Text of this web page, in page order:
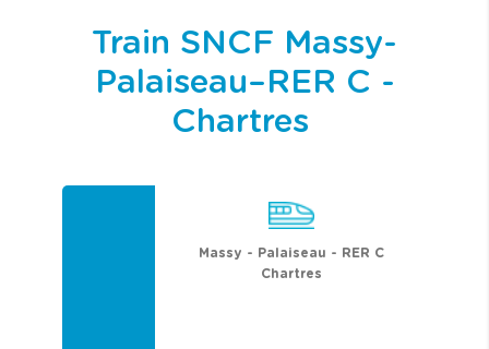
Train SNCF Massy-
Palaiseau–RER C -
Chartres
Massy - Palaiseau - RER C
Chartres